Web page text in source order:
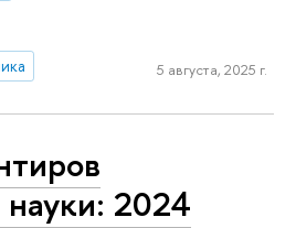
5 августа, 2025 г.
2024